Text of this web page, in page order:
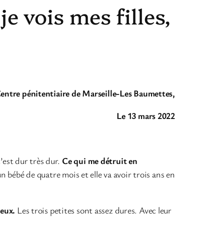
vois mes filles,
pénitentiaire de Marseille-Les Baumettes,
Le 13 mars 2022
dur très dur. Ce qui me détruit en
bébé de quatre mois et elle va avoir trois ans en
Les trois petites sont assez dures. Avec leur